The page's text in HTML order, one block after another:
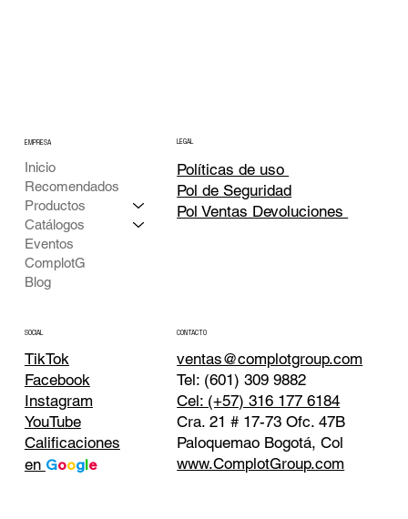
EMPRESA
Inicio
Recomendados
Productos
Catálogos
Eventos
ComplotG
Blog
LEGAL
Políticas de uso
Pol de Seguridad
Pol Ventas Devoluciones
SOCIAL
TikTok
Facebook
Instagram
YouTube
Calificaciones
en Google
CONTACTO
ventas@complotgroup.com
Tel: (601) 309 9882
Cel: (+57) 316 177 6184
Cra. 21 # 17-73 Ofc. 47B
Paloquemao Bogotá, Col
www.ComplotGroup.com